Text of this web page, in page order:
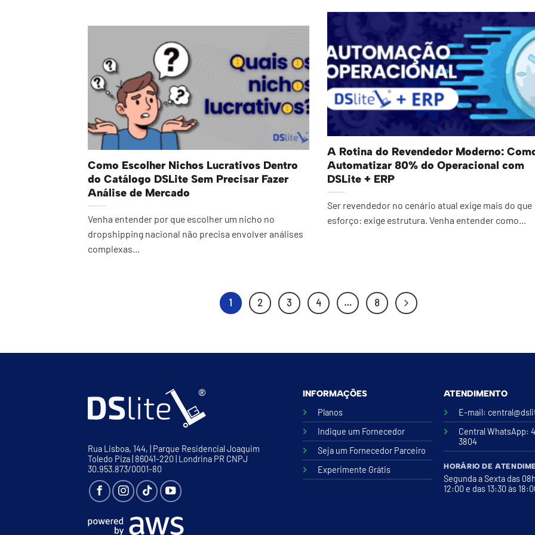
A Rotina do Revendedor Moderno:
Automatizar 80% do Operacional com
DSLite + ERP
Ser revendedor no cenário atual exige mais do que
esforço: exige estrutura. Venha entender como...
Como Escolher Nichos Lucrativos Dentro
do Catálogo DSLite Sem Precisar Fazer
Análise de Mercado
Venha entender por que escolher um nicho no
dropshipping nacional não precisa envolver análises
complexas...
1 2 3 4 … 8
Rua Lisboa, 144, | Parque Residencial Joaquim
Toledo Piza | 86041-220 | Londrina PR CNPJ
30.953.873/0001-80
INFORMAÇÕES
Planos
Indique um Fornecedor
Seja um Fornecedor Parceiro
Experimente Grátis
ATENDIMENTO
E-mail:
Central WhatsApp:
3804
HORÁRIO DE
Segunda a Sexta das
12:00 e das 13:30 às